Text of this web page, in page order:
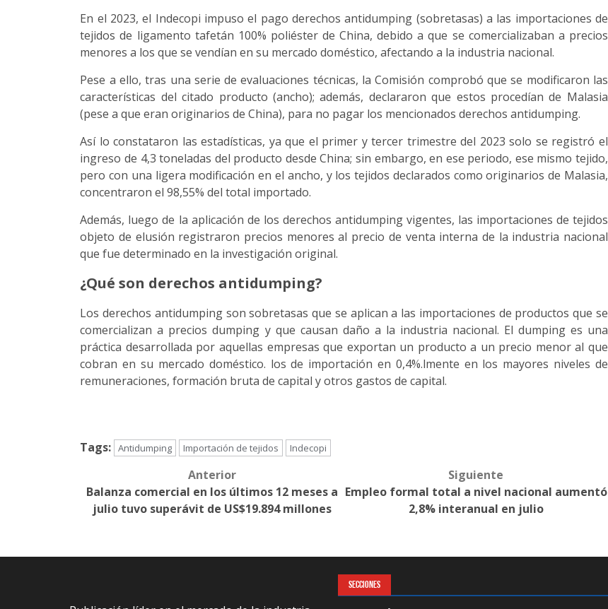
En el 2023, el Indecopi impuso el pago derechos antidumping (sobretasas) a las importaciones de
tejidos de ligamento tafetán 100% poliéster de China, debido a que se comercializaban a precios
menores a los que se vendían en su mercado doméstico, afectando a la industria nacional.
Pese a ello, tras una serie de evaluaciones técnicas, la Comisión comprobó que se modificaron las
características del citado producto (ancho); además, declararon que estos procedían de Malasia
(pese a que eran originarios de China), para no pagar los mencionados derechos antidumping.
Así lo constataron las estadísticas, ya que el primer y tercer trimestre del 2023 solo se registró el
ingreso de 4,3 toneladas del producto desde China; sin embargo, en ese periodo, ese mismo tejido,
pero con una ligera modificación en el ancho, y los tejidos declarados como originarios de Malasia,
concentraron el 98,55% del total importado.
Además, luego de la aplicación de los derechos antidumping vigentes, las importaciones de tejidos
objeto de elusión registraron precios menores al precio de venta interna de la industria nacional
que fue determinado en la investigación original.
¿Qué son derechos antidumping?
Los derechos antidumping son sobretasas que se aplican a las importaciones de productos que se
comercializan a precios dumping y que causan daño a la industria nacional. El dumping es una
práctica desarrollada por aquellas empresas que exportan un producto a un precio menor al que
cobran en su mercado doméstico. los de importación en 0,4%.lmente en los mayores niveles de
remuneraciones, formación bruta de capital y otros gastos de capital.
Tags: Antidumping Importación de tejidos Indecopi
navigation
Anterior
Balanza comercial en los últimos 12 meses a
julio tuvo superávit de US$19.894 millones
Siguiente
Empleo formal total a nivel nacional aumentó
2,8% interanual en julio
SECCIONES